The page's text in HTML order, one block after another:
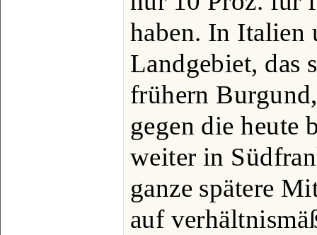
haben. In Italien
Landgebiet, das
frühern
gegen die heute
weiter in
ganze spätere
auf